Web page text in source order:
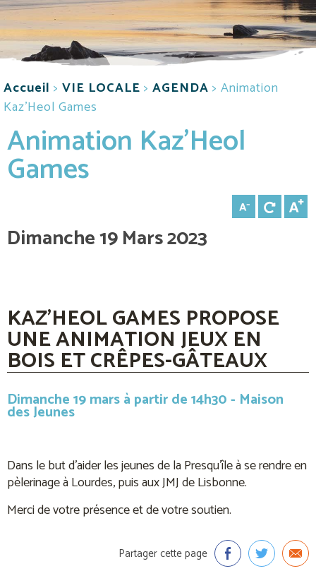
Accueil > VIE LOCALE > AGENDA > Animation
Kaz’Heol Games
Animation Kaz’Heol
Games
Dimanche 19 Mars 2023
KAZ’HEOL GAMES PROPOSE
UNE ANIMATION JEUX EN
BOIS ET CRÊPES-GÂTEAUX
Dimanche 19 mars à partir de 14h30 - Maison
des Jeunes
Dans le but d’aider les jeunes de la Presqu’île à se rendre en
pèlerinage à Lourdes, puis aux JMJ de Lisbonne.
Merci de votre présence et de votre soutien.
Partager cette page